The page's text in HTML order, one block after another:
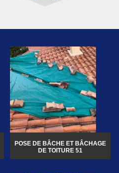
POSE DE BÂCHE ET BÂCHAGE
DE TOITURE 51